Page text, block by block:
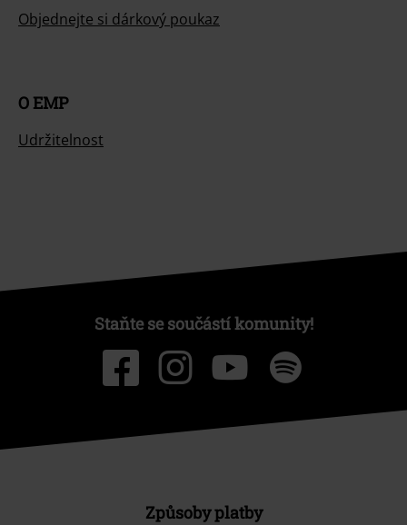
Objednejte si dárkový poukaz
O EMP
Udržitelnost
Staňte se součástí komunity!
Způsoby platby